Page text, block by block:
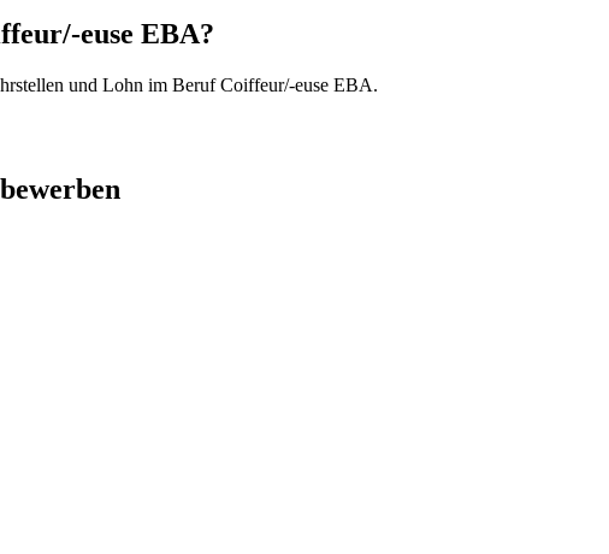
euse EBA?
und Lohn im Beruf Coiffeur/-euse EBA.